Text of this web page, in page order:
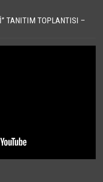
TANITIM TOPLANTISI –